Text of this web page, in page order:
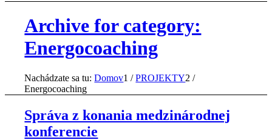
Archive for category:
Energocoaching
Nachádzate sa tu: Domov1 / PROJEKTY2 /
Energocoaching
Správa z konania medzinárodnej
konferencie